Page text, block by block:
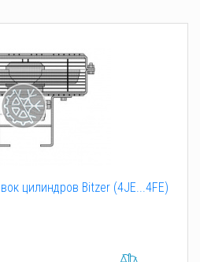
цилиндров Bitzer (4JE...4FE)